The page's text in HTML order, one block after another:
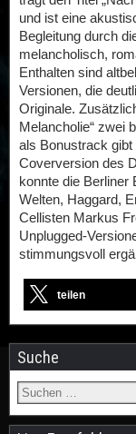
und ist eine
Begleitung durch
melancholisch,
Enthalten sind
Versionen, die
Originale.
Melancholie“ zwei
als Bonustrack
Coverversion des
konnte die Berliner
Welten, Haggard,
Cellisten Markus
Unplugged-
stimmungsvoll
teilen
Suche